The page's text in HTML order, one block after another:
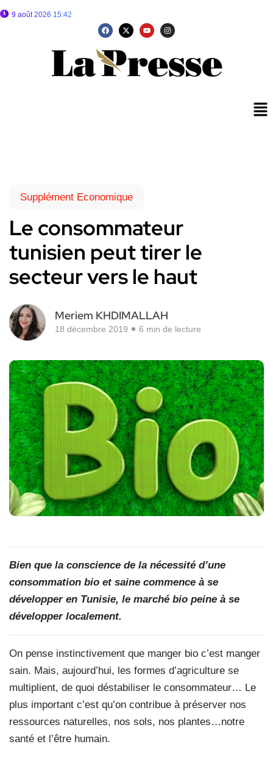
9 août 2026 15:42
Supplément Economique
Le consommateur
tunisien peut tirer le
secteur vers le haut
Meriem KHDIMALLAH
18 décembre 2019 6 min de lecture
Bien que la conscience de la nécessité d’une
consommation bio et saine commence à se
développer en Tunisie, le marché bio peine à se
développer localement.
On pense instinctivement que manger bio c’est manger
sain. Mais, aujourd’hui, les formes d’agriculture se
multiplient, de quoi déstabiliser le consommateur… Le
plus important c’est qu’on contribue à préserver nos
ressources naturelles, nos sols, nos plantes…notre
santé et l’être humain.